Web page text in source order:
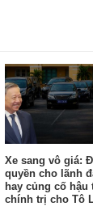
Xe sang vô giá:
quyền cho lãnh
hay củng cố hậu
chính trị cho Tô